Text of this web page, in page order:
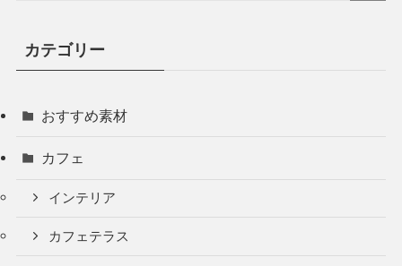
カテゴリー
おすすめ素材
カフェ
インテリア
カフェテラス